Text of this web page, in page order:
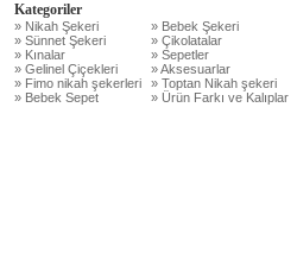
Kategoriler
» Nikah Şekeri » Bebek Şekeri
» Sünnet Şekeri
» Çikolatalar
» Kınalar
» Sepetler
» Gelinel Çiçekleri
» Aksesuarlar
» Fimo nikah şekerleri
» Toptan Nikah şekeri
» Bebek Sepet
» Ürün Farkı ve Kalıplar